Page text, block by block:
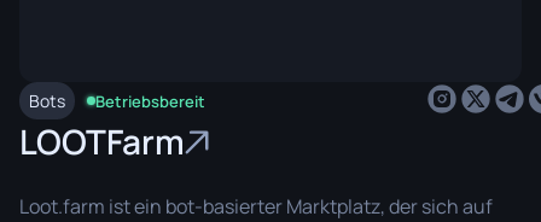
Bots Betriebsbereit
LOOTFarm
Loot.farm ist ein bot-basierter Marktplatz, der sich auf